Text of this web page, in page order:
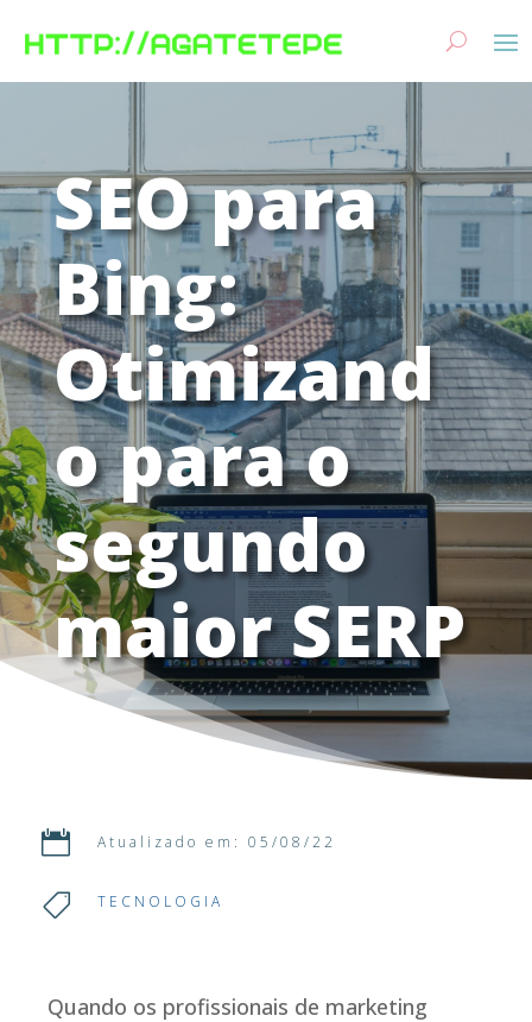
SEO para
Bing:
Otimizand
o para o
segundo
maior SERP
 Atualizado em: 05/08/22
 TECNOLOGIA
Quando os profissionais de marketing